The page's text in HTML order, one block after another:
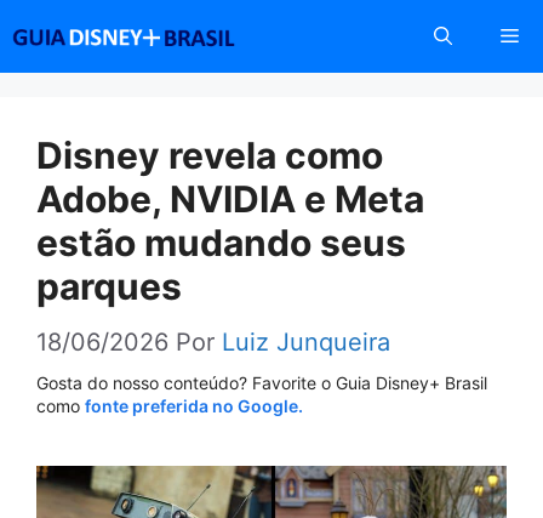
conteúdo
Disney revela como
Adobe, NVIDIA e Meta
estão mudando seus
parques
18/06/2026 Por Luiz Junqueira
Gosta do nosso conteúdo? Favorite o Guia Disney+ Brasil
como fonte preferida no Google.